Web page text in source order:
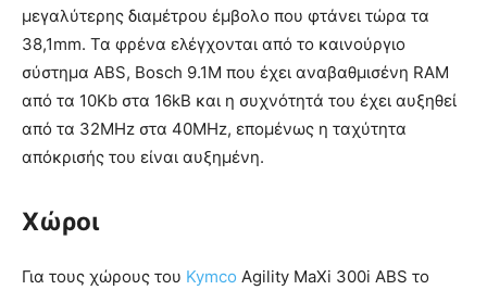
μεγαλύτερης διαμέτρου έμβολο που φτάνει τώρα τα
38,1mm. Τα φρένα ελέγχονται από το καινούργιο
σύστημα ABS, Bosch 9.1M που έχει αναβαθμισένη RAM
από τα 10Kb στα 16kB και η συχνότητά του έχει αυξηθεί
από τα 32MHz στα 40MHz, επομένως η ταχύτητα
απόκρισής του είναι αυξημένη.
Χώροι
Για τους χώρους του Kymco Agility MaXi 300i ABS το